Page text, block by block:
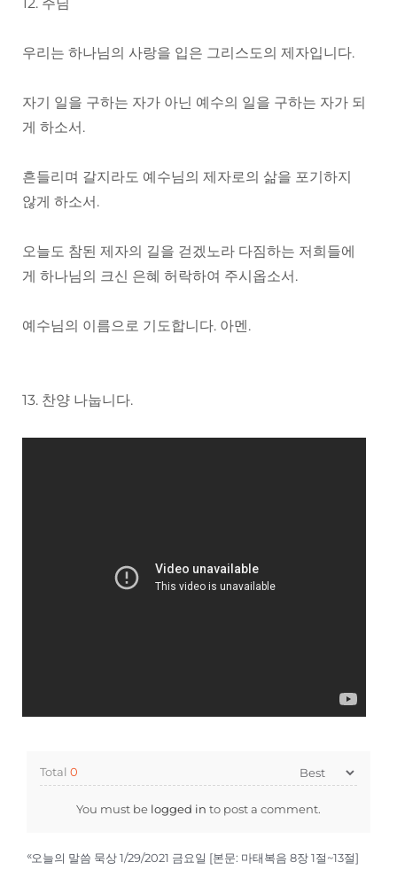
12. 주님
우리는 하나님의 사랑을 입은 그리스도의 제자입니다.
자기 일을 구하는 자가 아닌 예수의 일을 구하는 자가 되
게 하소서.
흔들리며 갈지라도 예수님의 제자로의 삶을 포기하지
않게 하소서.
오늘도 참된 제자의 길을 걷겠노라 다짐하는 저희들에
게 하나님의 크신 은혜 허락하여 주시옵소서.
예수님의 이름으로 기도합니다. 아멘.
13. 찬양 나눕니다.
Total 0
You must be logged in to post a comment.
«오늘의 말씀 묵상 1/29/2021 금요일 [본문: 마태복음 8장 1절~13절]